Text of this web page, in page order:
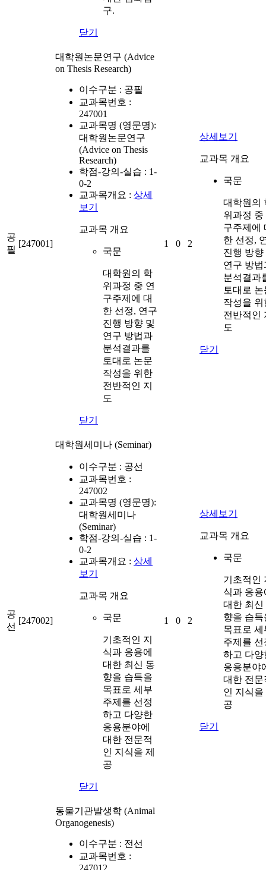
구.
닫기
공
필
[247001]
대학원논문연구 (Advice
on Thesis Research)
이수구분 : 공필
교과목번호 :
247001
교과목명 (영문명):
대학원논문연구
(Advice on Thesis
Research)
학점-강의-실습 : 1-
0-2
교과목개요 : 상세
보기
교과목 개요
국문
대학원의 학
위과정 중 연
구주제에 대
한 선정, 연구
진행 방향 및
연구 방법과
분석결과를
토대로 논문
작성을 위한
전반적인 지
도
닫기
1 0 2
상세보기
교과목 개요
국문
대학원의
위과정 중
구주제에
한 선정,
진행 방향
연구 방법
분석결과
토대로 논
작성을 위
전반적인
도
닫기
공
선
[247002]
대학원세미나 (Seminar)
이수구분 : 공선
교과목번호 :
247002
교과목명 (영문명):
대학원세미나
(Seminar)
학점-강의-실습 : 1-
0-2
교과목개요 : 상세
보기
교과목 개요
국문
기초적인 지
식과 응용에
대한 최신 동
향을 습득을
목표로 세부
주제를 선정
하고 다양한
응용분야에
대한 전문적
인 지식을 제
공
닫기
1 0 2
상세보기
교과목 개요
국문
기초적인
식과 응용
대한 최신
향을 습득
목표로 세
주제를 선
하고 다양
응용분야
대한 전문
인 지식을
공
닫기
동물기관발생학 (Animal
Organogenesis)
이수구분 : 전선
교과목번호 :